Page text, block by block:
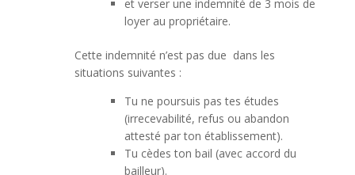
et verser une indemnité de 3 mois de
loyer au propriétaire.
Cette indemnité n’est pas due dans les
situations suivantes :
Tu ne poursuis pas tes études
(irrecevabilité, refus ou abandon
attesté par ton établissement).
Tu cèdes ton bail (avec accord du
bailleur).